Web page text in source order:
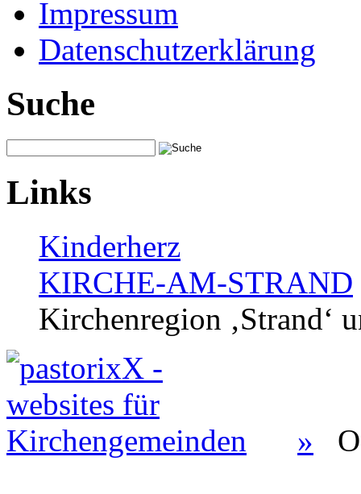
Impressum
Datenschutzerklärung
Suche
Links
Kinderherz
KIRCHE-AM-STRAND
Kirchenregion ‚Strand‘
»